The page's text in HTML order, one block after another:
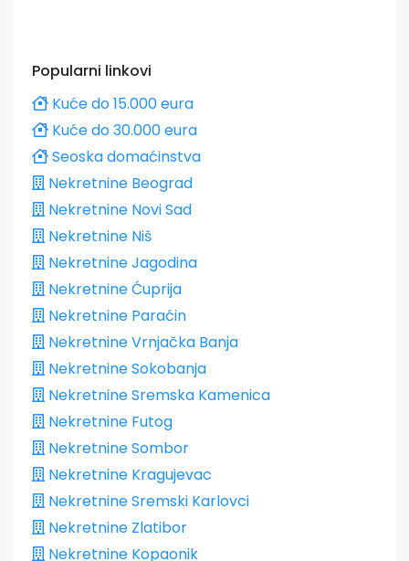
Popularni linkovi
Kuće do 15.000 eura
Kuće do 30.000 eura
Seoska domaćinstva
Nekretnine Beograd
Nekretnine Novi Sad
Nekretnine Niš
Nekretnine Jagodina
Nekretnine Ćuprija
Nekretnine Paraćin
Nekretnine Vrnjačka Banja
Nekretnine Sokobanja
Nekretnine Sremska Kamenica
Nekretnine Futog
Nekretnine Sombor
Nekretnine Kragujevac
Nekretnine Sremski Karlovci
Nekretnine Zlatibor
Nekretnine Kopaonik